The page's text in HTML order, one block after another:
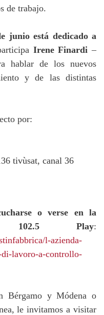
de trabajo.
junio está dedicado a
Irene Finardi –
hablar de los nuevos
y de las distintas
por:
tivùsat, canal 36
o verse en la
102.5 Play:
l-azienda-
lavoro-a-controllo-
Bérgamo y Módena o
le invitamos a visitar